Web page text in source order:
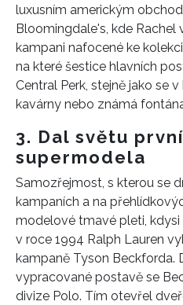
luxusním americkým
Bloomingdale's, kde Rachel
kampani nafocené ke
na které šestice hlavních
Central Perk, stejně jako se
kavárny nebo známá
3. Dal světu
supermodela
Samozřejmost, s kterou se
kampaních a na
modelové tmavé pleti, kdysi
v roce 1994 Ralph Lauren
kampaně Tyson Beckforda.
vypracované postavě se
divize Polo. Tím otevřel